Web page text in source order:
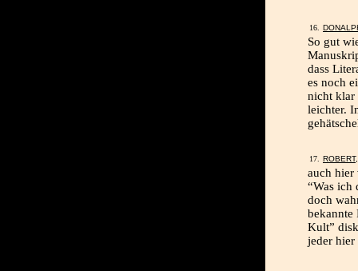
So gut
dass
es noch
nicht klar
leichter.
ROBERT
auch hier
“Was ich
doch
bekannte
Kult”
jeder hier